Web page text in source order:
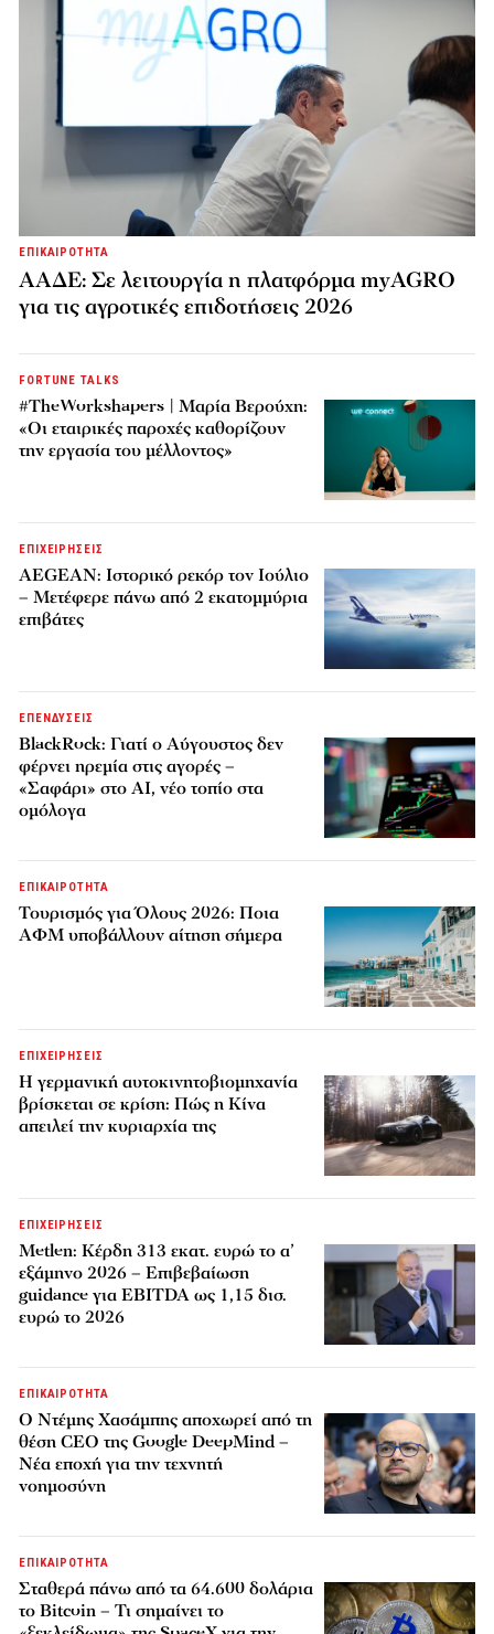
ΕΠΙΚΑΙΡΟΤΗΤΑ
ΑΑΔΕ: Σε λειτουργία η πλατφόρμα myAGRO
για τις αγροτικές επιδοτήσεις 2026
FORTUNE TALKS
#TheWorkshapers | Μαρία Βερούχη:
«Οι εταιρικές παροχές καθορίζουν
την εργασία του μέλλοντος»
ΕΠΙΧΕΙΡΗΣΕΙΣ
AEGEAN: Ιστορικό ρεκόρ τον Ιούλιο
– Μετέφερε πάνω από 2 εκατομμύρια
επιβάτες
ΕΠΕΝΔΥΣΕΙΣ
BlackRock: Γιατί ο Αύγουστος δεν
φέρνει ηρεμία στις αγορές –
«Σαφάρι» στο AI, νέο τοπίο στα
ομόλογα
ΕΠΙΚΑΙΡΟΤΗΤΑ
Τουρισμός για Όλους 2026: Ποια
ΑΦΜ υποβάλλουν αίτηση σήμερα
ΕΠΙΧΕΙΡΗΣΕΙΣ
Η γερμανική αυτοκινητοβιομηχανία
βρίσκεται σε κρίση: Πώς η Κίνα
απειλεί την κυριαρχία της
ΕΠΙΧΕΙΡΗΣΕΙΣ
Metlen: Κέρδη 313 εκατ. ευρώ το α’
εξάμηνο 2026 – Επιβεβαίωση
guidance για EBITDA ως 1,15 δισ.
ευρώ το 2026
ΕΠΙΚΑΙΡΟΤΗΤΑ
Ο Ντέμης Χασάμπης αποχωρεί από τη
θέση CEO της Google DeepMind –
Νέα εποχή για την τεχνητή
νοημοσύνη
ΕΠΙΚΑΙΡΟΤΗΤΑ
Σταθερά πάνω από τα 64.600 δολάρια
το Bitcoin – Τι σημαίνει το